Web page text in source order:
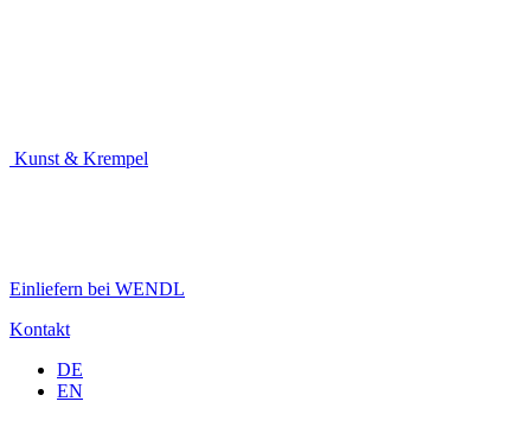
Kunst & Krempel
Einliefern bei WENDL
Kontakt
DE
EN